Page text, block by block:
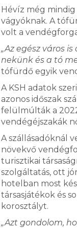
Hévíz még
vágyóknak. A
volt a
„Az egész város
nekünk és a tó
tófürdő egyik
A KSH adatok
azonos időszak
felülmúlták a
vendégéjszakák
A szállásadóknál
növekvő
turisztikai
szolgáltatás, ott
hotelban most
társasjátékok és
korosztályt.
„Azt gondolom,